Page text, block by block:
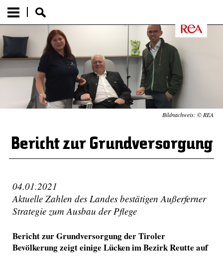
Bildnachweis: © REA
Bericht zur Grundversorgung
04.01.2021
Aktuelle Zahlen des Landes bestätigen Außerferner
Strategie zum Ausbau der Pflege
Bericht zur Grundversorgung der Tiroler
Bevölkerung zeigt einige Lücken im Bezirk Reutte auf